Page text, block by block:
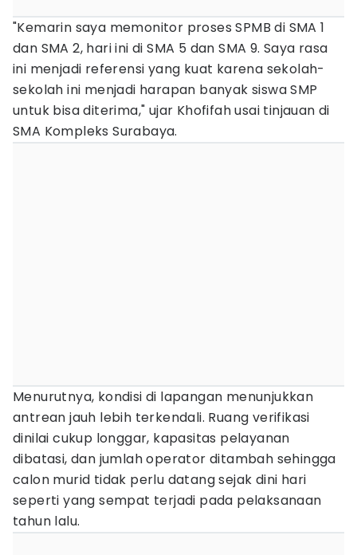
"Kemarin saya memonitor proses SPMB di SMA 1
dan SMA 2, hari ini di SMA 5 dan SMA 9. Saya rasa
ini menjadi referensi yang kuat karena sekolah-
sekolah ini menjadi harapan banyak siswa SMP
untuk bisa diterima," ujar Khofifah usai tinjauan di
SMA Kompleks Surabaya.
Menurutnya, kondisi di lapangan menunjukkan
antrean jauh lebih terkendali. Ruang verifikasi
dinilai cukup longgar, kapasitas pelayanan
dibatasi, dan jumlah operator ditambah sehingga
calon murid tidak perlu datang sejak dini hari
seperti yang sempat terjadi pada pelaksanaan
tahun lalu.